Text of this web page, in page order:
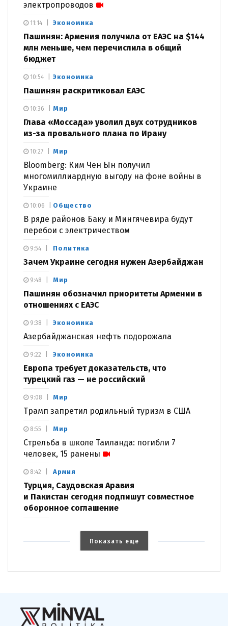
электропроводов
Экономика
Пашинян: Армения получила от ЕАЭС на $144
млн меньше, чем перечислила в общий
бюджет
11:14
Экономика
Пашинян раскритиковал ЕАЭС
10:54
Мир
Глава «Моссада» уволил двух сотрудников
из-за провального плана по Ирану
10:36
Мир
Bloomberg: Ким Чен Ын получил
многомиллиардную выгоду на фоне войны в
Украине
10:27
Общество
В ряде районов Баку и Мингячевира будут
перебои с электричеством
10:06
Политика
Зачем Украине сегодня нужен Азербайджан
9:54
Мир
Пашинян обозначил приоритеты Армении в
отношениях с ЕАЭС
9:48
Экономика
Азербайджанская нефть подорожала
9:38
Экономика
Европа требует доказательств, что
турецкий газ — не российский
9:22
Мир
Трамп запретил родильный туризм в США
9:08
Мир
Стрельба в школе Таиланда: погибли 7
человек, 15 ранены
8:55
Армия
Турция, Саудовская Аравия
и Пакистан сегодня подпишут совместное
оборонное соглашение
8:42
Показать еще